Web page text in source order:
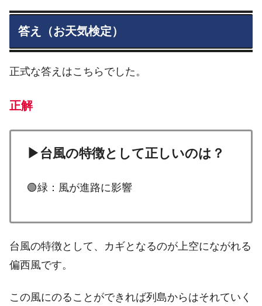
答え（お天気検定）
正式な答えはこちらでした。
正解
▶台風の特徴として正しいのは？
🟢緑：風が進路に影響
台風の特徴として、カギとなるのが上空にながれる
偏西風です。
この風にのることができれば列島からはそれていく